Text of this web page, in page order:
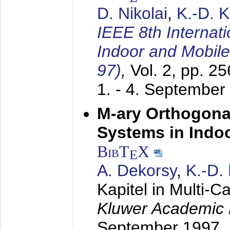
D. Nikolai, K.-D.
IEEE 8th
Indoor and
97), Vol. 2, pp.
1. - 4. September
M-ary
Systems in
BibTEX
A. Dekorsy, K.-D.
Kapitel in Multi-
Kluwer